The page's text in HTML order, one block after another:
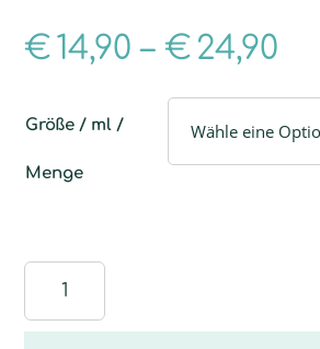
€14,90 –€ 24,90
Größe / ml /
Menge
Faser
Menge